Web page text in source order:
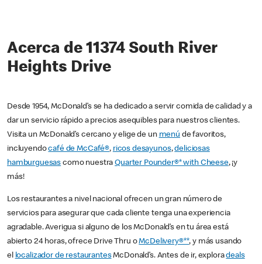
Acerca de 11374 South River
Heights Drive
Desde 1954, McDonald’s se ha dedicado a servir comida de calidad y a
dar un servicio rápido a precios asequibles para nuestros clientes.
Visita un McDonald’s cercano y elige de un menú de favoritos,
incluyendocafé de McCafé®, ricos desayunos,deliciosas
hamburguesas como nuestraQuarter Pounder®* with Cheese, ¡y
más!
Los restaurantes a nivel nacional ofrecen un gran número de
servicios para asegurar que cada cliente tenga una experiencia
agradable. Averigua si alguno de los McDonald’s en tu área está
abierto 24 horas, ofrece Drive Thru oMcDelivery®**, y más usando
el localizador de restaurantesMcDonald’s. Antes de ir, exploradeals